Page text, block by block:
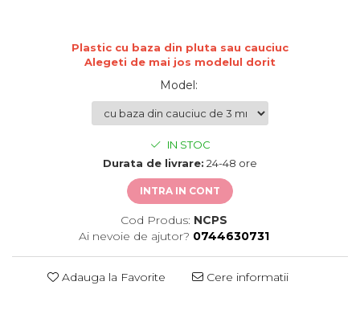
Carton si folie magnetica
Plastic cu baza din pluta sau cauciuc
Alegeti de mai jos modelul dorit
Model:
IN STOC
Durata de livrare: 24-48 ore
INTRA IN CONT
Cod Produs: NCPS
Ai nevoie de ajutor? 0744630731
Adauga la Favorite Cere informatii